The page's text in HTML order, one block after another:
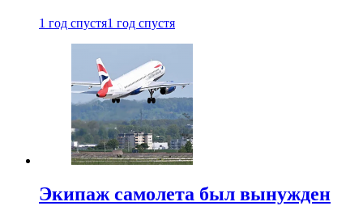
1 год спустя1 год спустя
Экипаж самолета был вынужден